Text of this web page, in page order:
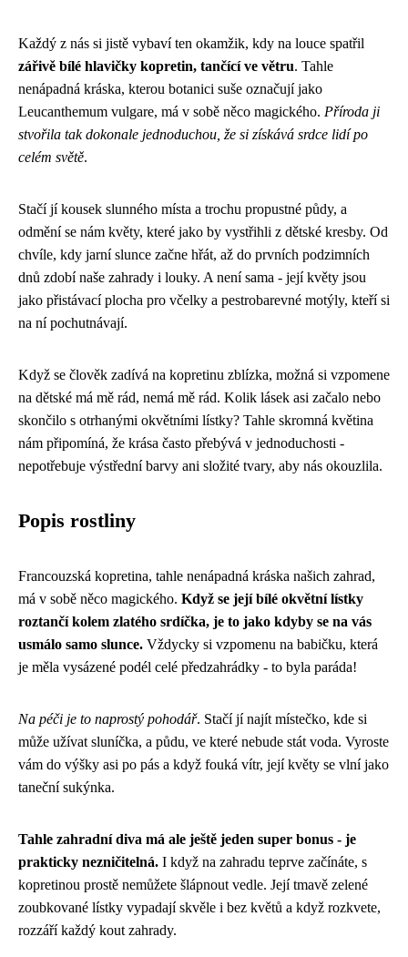
Každý z nás si jistě vybaví ten okamžik, kdy na louce spatřil
zářivě bílé hlavičky kopretin, tančící ve větru. Tahle
nenápadná kráska, kterou botanici suše označují jako
Leucanthemum vulgare, má v sobě něco magického. Příroda ji
stvořila tak dokonale jednoduchou, že si získává srdce lidí po
celém světě.
Stačí jí kousek slunného místa a trochu propustné půdy, a
odmění se nám květy, které jako by vystřihli z dětské kresby. Od
chvíle, kdy jarní slunce začne hřát, až do prvních podzimních
dnů zdobí naše zahrady i louky. A není sama - její květy jsou
jako přistávací plocha pro včelky a pestrobarevné motýly, kteří si
na ní pochutnávají.
Když se člověk zadívá na kopretinu zblízka, možná si vzpomene
na dětské má mě rád, nemá mě rád. Kolik lásek asi začalo nebo
skončilo s otrhanými okvětními lístky? Tahle skromná květina
nám připomíná, že krása často přebývá v jednoduchosti -
nepotřebuje výstřední barvy ani složité tvary, aby nás okouzlila.
Popis rostliny
Francouzská kopretina, tahle nenápadná kráska našich zahrad,
má v sobě něco magického. Když se její bílé okvětní lístky
roztančí kolem zlatého srdíčka, je to jako kdyby se na vás
usmálo samo slunce. Vždycky si vzpomenu na babičku, která
je měla vysázené podél celé předzahrádky - to byla paráda!
Na péči je to naprostý pohodář. Stačí jí najít místečko, kde si
může užívat sluníčka, a půdu, ve které nebude stát voda. Vyroste
vám do výšky asi po pás a když fouká vítr, její květy se vlní jako
taneční sukýnka.
Tahle zahradní diva má ale ještě jeden super bonus - je
prakticky nezničitelná. I když na zahradu teprve začínáte, s
kopretinou prostě nemůžete šlápnout vedle. Její tmavě zelené
zoubkované lístky vypadají skvěle i bez květů a když rozkvete,
rozzáří každý kout zahrady.